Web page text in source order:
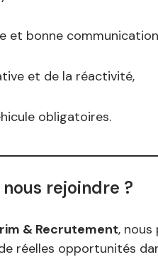
et bonne
et de la réactivité,
obligatoires.
rejoindre ?
& Recrutement, nous
réelles opportunités